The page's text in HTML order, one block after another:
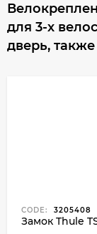
для 3-х
дверь,
CODE: 3205408
Замок Thule